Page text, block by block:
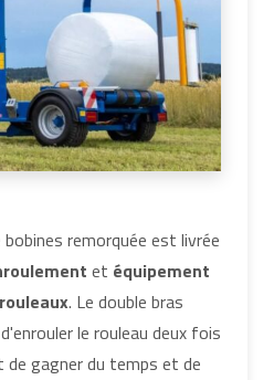
bobines remorquée est livrée
et équipement
. Le double bras
le rouleau deux fois
de gagner du temps et de